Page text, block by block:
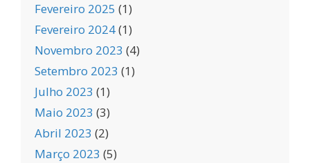
Fevereiro 2025 (1)
Fevereiro 2024(1)
Novembro 2023 (4)
Setembro 2023 (1)
Julho 2023 (1)
Maio 2023 (3)
Abril 2023 (2)
Março 2023 (5)